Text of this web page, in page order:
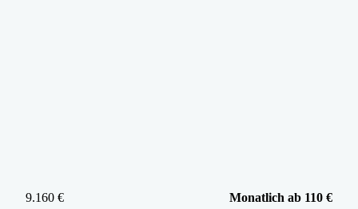
9.160 € Monatlich ab 110 €